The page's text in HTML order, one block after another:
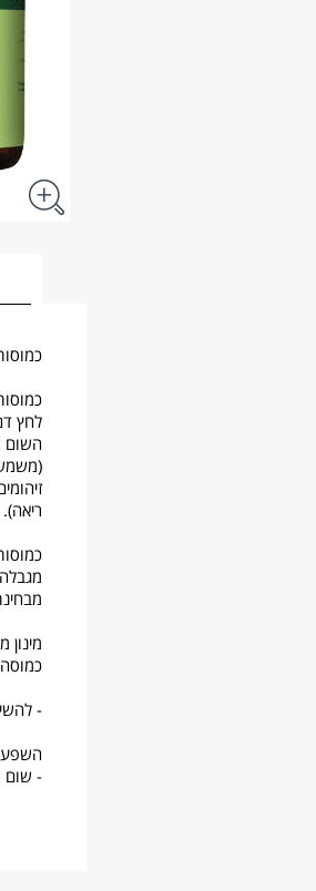
לחץ
השום
(משמש
ריאה).
מינון
- להשיג באריזות
- שום